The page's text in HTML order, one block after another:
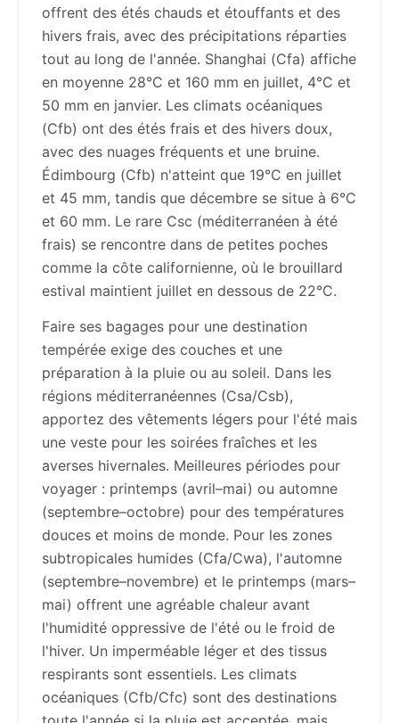
offrent des étés chauds et étouffants et des
hivers frais, avec des précipitations réparties
tout au long de l'année. Shanghai (Cfa) affiche
en moyenne 28°C et 160 mm en juillet, 4°C et
50 mm en janvier. Les climats océaniques
(Cfb) ont des étés frais et des hivers doux,
avec des nuages fréquents et une bruine.
Édimbourg (Cfb) n'atteint que 19°C en juillet
et 45 mm, tandis que décembre se situe à 6°C
et 60 mm. Le rare Csc (méditerranéen à été
frais) se rencontre dans de petites poches
comme la côte californienne, où le brouillard
estival maintient juillet en dessous de 22°C.
Faire ses bagages pour une destination
tempérée exige des couches et une
préparation à la pluie ou au soleil. Dans les
régions méditerranéennes (Csa/Csb),
apportez des vêtements légers pour l'été mais
une veste pour les soirées fraîches et les
averses hivernales. Meilleures périodes pour
voyager : printemps (avril–mai) ou automne
(septembre–octobre) pour des températures
douces et moins de monde. Pour les zones
subtropicales humides (Cfa/Cwa), l'automne
(septembre–novembre) et le printemps (mars–
mai) offrent une agréable chaleur avant
l'humidité oppressive de l'été ou le froid de
l'hiver. Un imperméable léger et des tissus
respirants sont essentiels. Les climats
océaniques (Cfb/Cfc) sont des destinations